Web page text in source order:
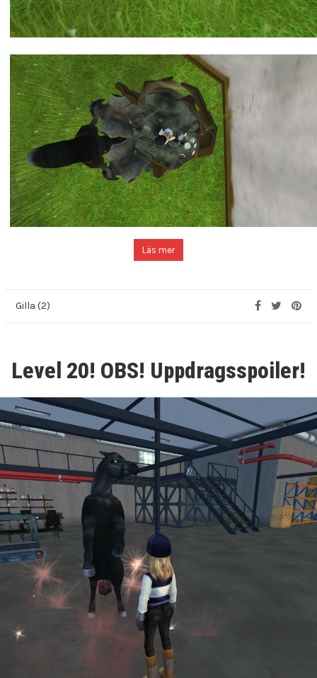
Läs mer
Gilla (2)
Level 20! OBS! Uppdragsspoiler!